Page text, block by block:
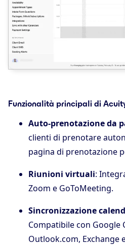
Funzionalità principali di
Auto‑prenotazione da
clienti di prenotare
pagina di prenotazione
Riunioni virtuali:
Zoom e GoToMeeting.
Sincronizzazione
Compatibile con Google
Outlook.com, Exchange